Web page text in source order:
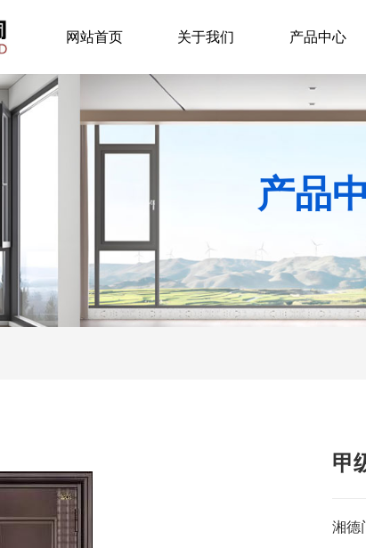
网站首页 关于我们 产品中心
产品
甲
湘德